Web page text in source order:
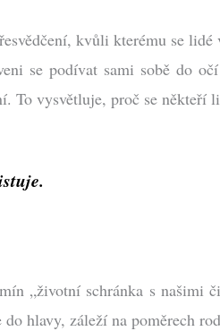
kvůli kterému se
se podívat sami sobě do
To vysvětluje, proč se
„životní schránka s našimi
do hlavy, záleží na poměrech